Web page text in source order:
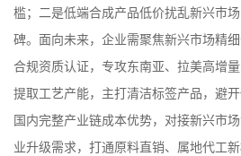
槛；二是低端合成产品低价扰乱新兴市
碑。面向未来，企业需聚焦新兴市场精
合规资质认证，专攻东南亚、拉美高增
提取工艺产能，主打清洁标签产品，避
国内完整产业链成本优势，对接新兴市
业升级需求，打通原料直销、属地代工